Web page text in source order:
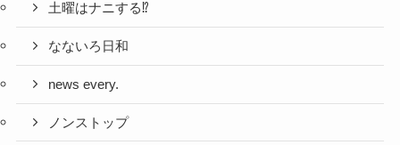
土曜はナニする⁉
なないろ日和
news every.
ノンストップ